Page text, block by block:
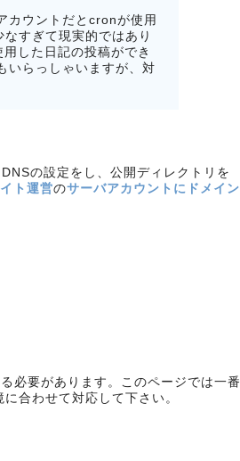
カウントだとcronが使用
すぎて現実的ではあり
した日記の投稿ができ
いらっしゃいますが、対
の設定をし、公開ディレクトリを
ト運営のサーバアカウントにドメイン
必要があります。このページでは一番
合わせて対応して下さい。